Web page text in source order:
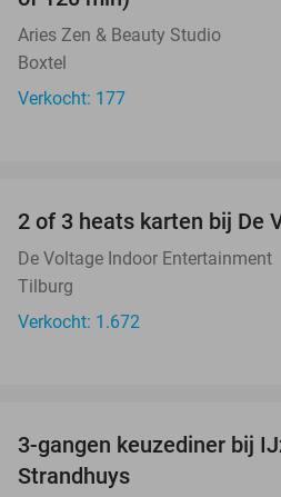
Aries Zen & Beauty Studio
Boxtel
Verkocht: 177
2 of 3 heats karten bij De
De Voltage Indoor Entertainment
Tilburg
Verkocht: 1.672
3-gangen keuzediner bij
Strandhuys